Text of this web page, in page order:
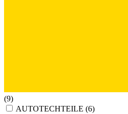
(9)
AUTOTECHTEILE (6)